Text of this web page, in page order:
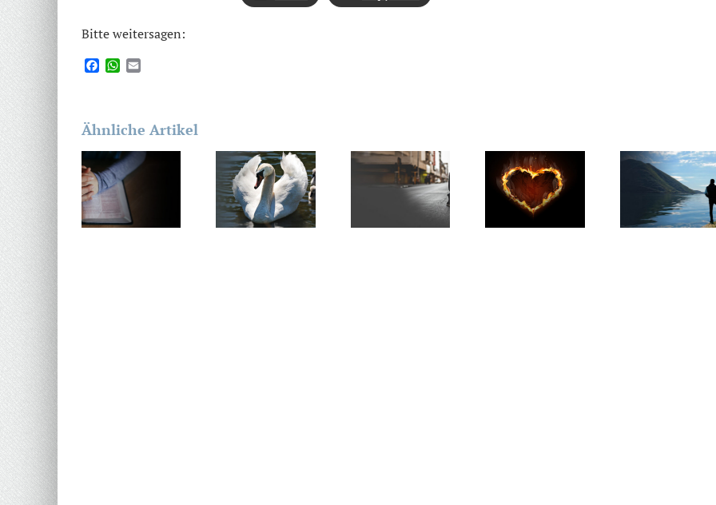
Bitte weitersagen:
FacebookWhatsApp
Ähnliche Artikel
Grundsätze
Verleihens
Die
Tugend
der
dich
nicht auf
Ehebruch
beginnt
im
Unterschied
zwischen
Tieren,
Menschen